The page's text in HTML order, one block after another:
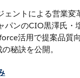
ェントによる営業変
パンのCIO黒澤氏・
活用で提案品質
秘訣を公開。